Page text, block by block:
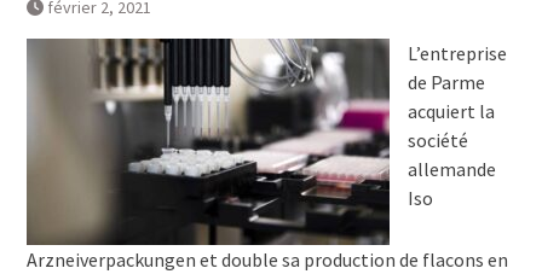
février 2, 2021
L’entreprise
de Parme
acquiert la
société
allemande
Iso
Arzneiverpackungen et double sa production de flacons en